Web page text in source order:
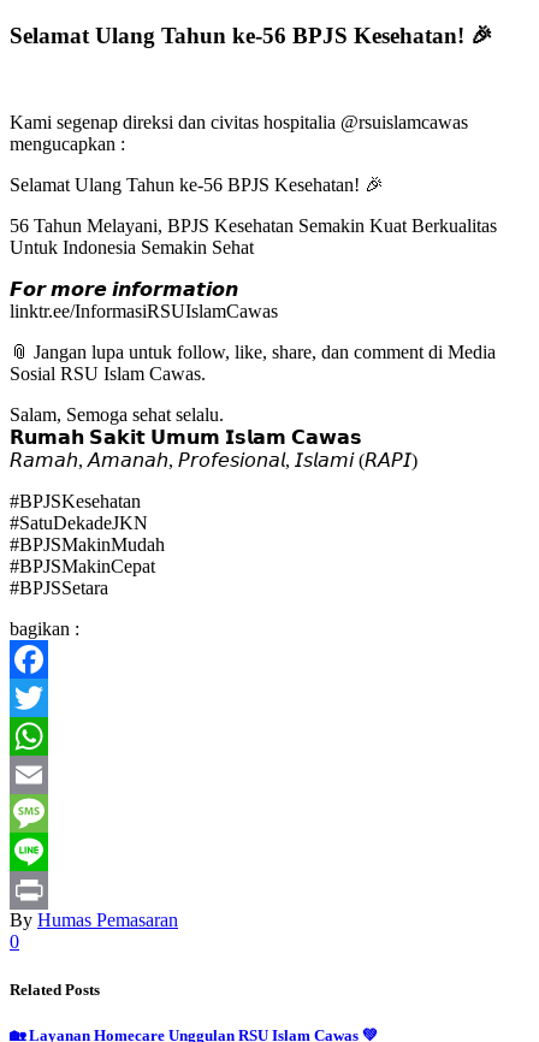
Selamat Ulang Tahun ke-56 BPJS Kesehatan! 🎉
Kami segenap direksi dan civitas hospitalia @rsuislamcawas
mengucapkan :
Selamat Ulang Tahun ke-56 BPJS Kesehatan! 🎉
56 Tahun Melayani, BPJS Kesehatan Semakin Kuat Berkualitas
Untuk Indonesia Semakin Sehat
𝙁𝙤𝙧 𝙢𝙤𝙧𝙚 𝙞𝙣𝙛𝙤𝙧𝙢𝙖𝙩𝙞𝙤𝙣
linktr.ee/InformasiRSUIslamCawas
📎 Jangan lupa untuk follow, like, share, dan comment di Media
Sosial RSU Islam Cawas.
Salam, Semoga sehat selalu.
𝗥𝘂𝗺𝗮𝗵 𝗦𝗮𝗸𝗶𝘁 𝗨𝗺𝘂𝗺 𝗜𝘀𝗹𝗮𝗺 𝗖𝗮𝘄𝗮𝘀
𝘙𝘢𝘮𝘢𝘩, 𝘈𝘮𝘢𝘯𝘢𝘩, 𝘗𝘳𝘰𝘧𝘦𝘴𝘪𝘰𝘯𝘢𝘭, 𝘐𝘴𝘭𝘢𝘮𝘪 (𝘙𝘈𝘗𝘐)
#BPJSKesehatan
#SatuDekadeJKN
#BPJSMakinMudah
#BPJSMakinCepat
#BPJSSetara
bagikan :
Facebook
Twitter
WhatsApp
Email
Message
Line
Print
By Humas Pemasaran
0
Related Posts
🏡 Layanan Homecare Unggulan RSU Islam Cawas 💚